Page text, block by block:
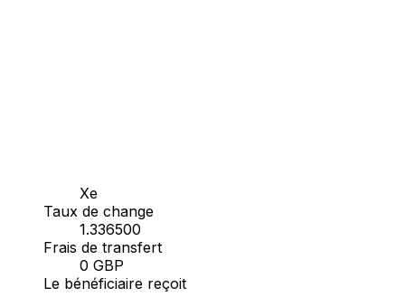
Xe
Taux de change
1.336500
Frais de transfert
0 GBP
Le bénéficiaire reçoit